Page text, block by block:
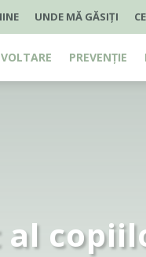
UNDE MĂ GĂSIȚI
PREVENȚIE
al